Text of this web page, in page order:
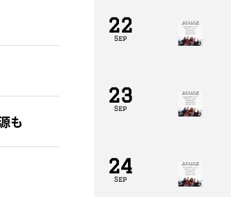
も
22
Sep
23
Sep
24
Sep